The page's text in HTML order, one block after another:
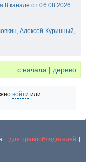
8 канале от 06.08.2026
Алексей Куринный,
с начала | дерево
войти или
| для правообладателей |